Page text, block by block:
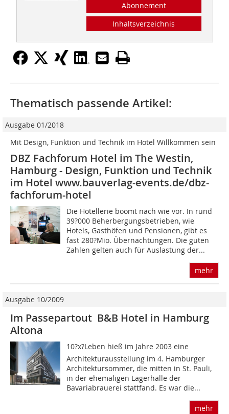
Abonnement
Inhaltsverzeichnis
Thematisch passende Artikel:
Ausgabe 01/2018
Mit Design, Funktion und Technik im Hotel Willkommen sein
DBZ Fachforum Hotel im The Westin,
Hamburg - Design, Funktion und Technik
im Hotel www.bauverlag-events.de/dbz-
fachforum-hotel
Die Hotellerie boomt nach wie vor. In rund
39?000 Beherbergungsbetrieben, wie
Hotels, Gasthöfen und Pensionen, gibt es
fast 280?Mio. Übernachtungen. Die guten
Zahlen gelten auch für Auslastung der...
mehr
Ausgabe 10/2009
Im Passepartout B&B Hotel in Hamburg
Altona
10?x?Leben hieß im Jahre 2003 eine
Architekturausstellung im 4. Hamburger
Architektursommer, die mitten in St. Pauli,
in der ehemaligen Lagerhalle der
Bavariabrauerei stattfand. Es war die...
mehr